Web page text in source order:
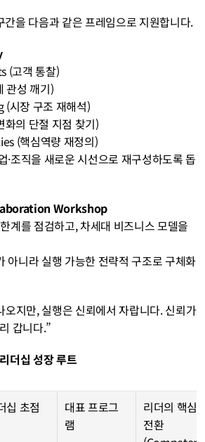
을 다음과 같은 프레임으로 지원합니다.
(고객 통찰)
관성 깨기)
(시장 구조 재해석)
화의 단절 지점 찾기)
(핵심역량 재정의)
Workshop
오지만, 실행은 신뢰에서 자랍니다. 신뢰가
갑니다.”
더십 성장 루트
십 초점
대표 프로그
램
리더의 핵심
전환